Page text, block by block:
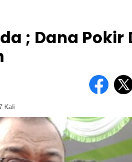
; Dana Pokir
Kali